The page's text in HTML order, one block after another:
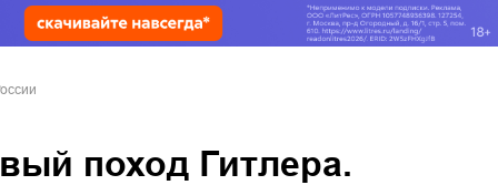
поход Гитлера.